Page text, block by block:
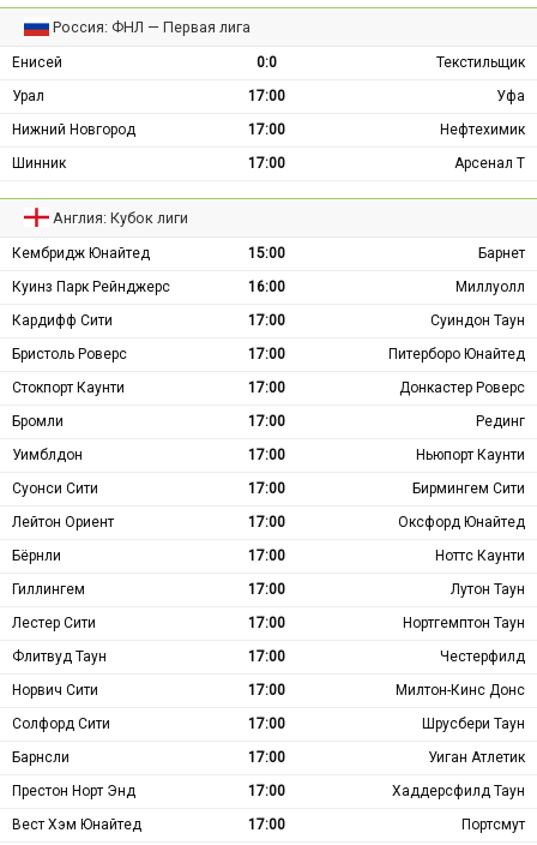
Россия: ФНЛ — Первая лига
Енисей 0:0
Текстильщик
Урал
17:00
Уфа
Нижний Новгород
17:00
Нефтехимик
Шинник
17:00 Арсенал Т
Англия: Кубок лиги
Кембридж Юнайтед 15:00
Барнет
Куинз Парк Рейнджерс
16:00
Миллуолл
Кардифф Сити
17:00
Суиндон Таун
Бристоль Роверс
17:00
Питерборо Юнайтед
Стокпорт Каунти
17:00
Донкастер Роверс
Бромли
17:00
Рединг
Уимблдон
17:00
Ньюпорт Каунти
Суонси Сити
17:00
Бирмингем Сити
Лейтон Ориент
17:00
Оксфорд Юнайтед
Бёрнли
17:00
Ноттс Каунти
Гиллингем
17:00
Лутон Таун
Лестер Сити
17:00
Нортгемптон Таун
Флитвуд Таун
17:00
Честерфилд
Норвич Сити
17:00
Милтон-Кинс Донс
Солфорд Сити
17:00
Шрусбери Таун
Барнсли
17:00
Уиган Атлетик
Престон Норт Энд
17:00
Хаддерсфилд Таун
Вест Хэм Юнайтед
17:00
Портсмут